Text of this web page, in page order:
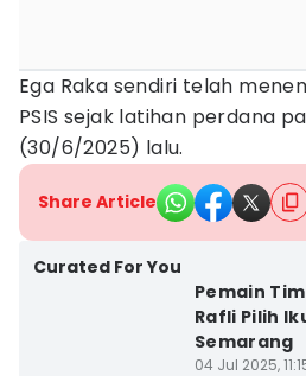
Ega Raka sendiri telah
PSIS sejak latihan perdana
(30/6/2025) lalu.
Share Article
Curated For You
Pemain
Rafli Pilih
Semarang
04 Jul 2025,